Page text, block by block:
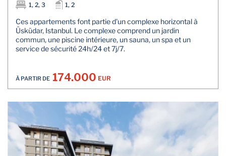
1, 2, 3
1, 2
Ces appartements font partie d'un complexe horizontal à
Üsküdar, Istanbul. Le complexe comprend un jardin
commun, une piscine intérieure, un sauna, un spa et un
service de sécurité 24h/24 et 7j/7.
À PARTIR DE 174.000 EUR